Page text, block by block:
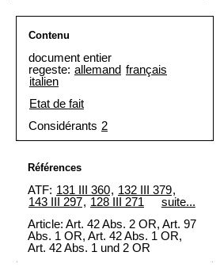
Contenu
document entier
regeste: allemand français
italien
Etat de fait
Considérants 2
Références
ATF: 131 III 360, 132 III 379,
143 III 297, 128 III 271
suite...
Article: Art. 42 Abs. 2 OR, Art. 97
Abs. 1 OR, Art. 42 Abs. 1 OR,
Art. 42 Abs. 1 und 2 OR